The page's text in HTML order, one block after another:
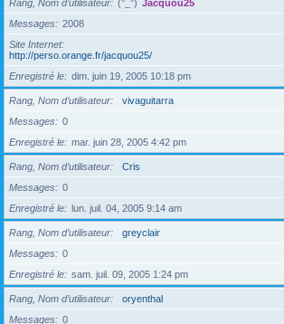
Rang, Nom d’utilisateur (°_°) Jacquou25
Messages
2008
Site Internet
http://perso.orange.fr/jacquou25/
Enregistré le
dim. juin 19, 2005 10:18 pm
Rang, Nom d’utilisateur
vivaguitarra
Messages
0
Enregistré le
mar. juin 28, 2005 4:42 pm
Rang, Nom d’utilisateur
Cris
Messages
0
Enregistré le
lun. juil. 04, 2005 9:14 am
Rang, Nom d’utilisateur
greyclair
Messages
0
Enregistré le
sam. juil. 09, 2005 1:24 pm
Rang, Nom d’utilisateur
oryenthal
Messages
0